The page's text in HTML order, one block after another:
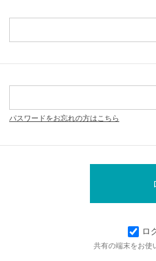
パスワードをお忘れの方はこちら
ロ
共有の端末をお使